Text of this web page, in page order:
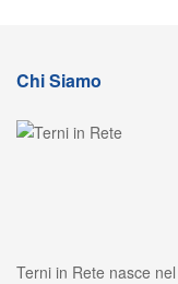
Chi Siamo
Terni in Rete nasce